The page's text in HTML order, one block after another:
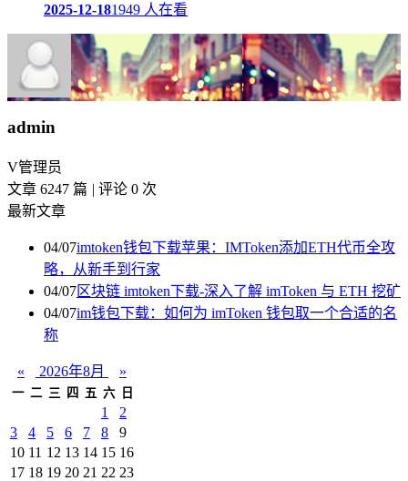
2025-12-181949 人在看
admin
V管理员
文章 6247 篇 | 评论 0 次
最新文章
04/07imtoken钱包下载苹果：IMToken添加ETH代币全攻
略，从新手到行家
04/07区块链 imtoken下载-深入了解 imToken 与 ETH 挖矿
04/07im钱包下载：如何为 imToken 钱包取一个合适的名
称
« 2026年8月 »
一 二 三 四 五 六 日
1
2
3
4 5 6 7 8
9
10 11 12 13 14 15 16
17 18 19 20 21 22 23